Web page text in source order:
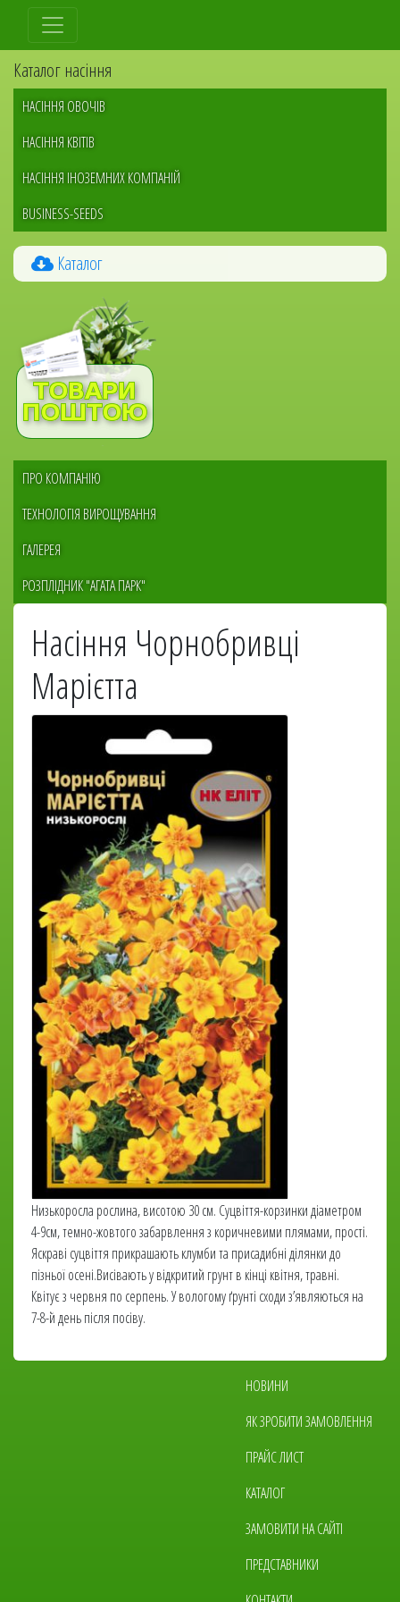
Перейти
основного
вмісту
Каталог насіння
НАСІННЯ ОВОЧІВ
НАСІННЯ КВІТІВ
НАСІННЯ ІНОЗЕМНИХ КОМПАНІЙ
BUSINESS-SEEDS
Каталог
Меню
ПРО КОМПАНІЮ
ТЕХНОЛОГІЯ ВИРОЩУВАННЯ
ГАЛЕРЕЯ
РОЗПЛІДНИК "АГАТА ПАРК"
Насіння Чорнобривці
Марієтта
Низькоросла рослина, висотою 30 см. Суцвіття-корзинки діаметром
4-9см, темно-жовтого забарвлення з коричневими плямами, прості.
Яскраві суцвіття прикрашають клумби та присадибні ділянки до
пізньої осені.Висівають у відкритий грунт в кінці квітня, травні.
Квітує з червня по серпень. У вологому ґрунті сходи з’являються на
7-8-й день після посіву.
Основна
навіґація
НОВИНИ
ЯК ЗРОБИТИ ЗАМОВЛЕННЯ
ПРАЙС ЛИСТ
КАТАЛОГ
ЗАМОВИТИ НА САЙТІ
ПРЕДСТАВНИКИ